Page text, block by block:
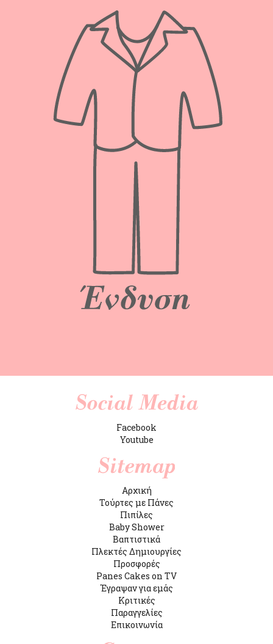
Facebook
Youtube
Αρχική
Τούρτες με Πάνες
Πιπίλες
Baby Shower
Βαπτιστικά
Πλεκτές Δημιουργίες
Προσφορές
Panes Cakes on TV
Έγραψαν για εμάς
Κριτικές
Παραγγελίες
Επικοινωνία